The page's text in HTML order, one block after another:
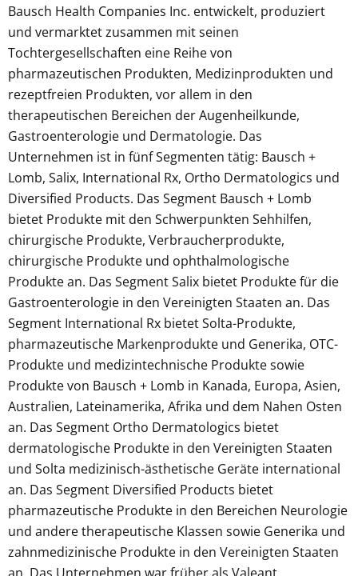
Bausch Health Companies Inc. entwickelt, produziert
und vermarktet zusammen mit seinen
Tochtergesellschaften eine Reihe von
pharmazeutischen Produkten, Medizinprodukten und
rezeptfreien Produkten, vor allem in den
therapeutischen Bereichen der Augenheilkunde,
Gastroenterologie und Dermatologie. Das
Unternehmen ist in fünf Segmenten tätig: Bausch +
Lomb, Salix, International Rx, Ortho Dermatologics und
Diversified Products. Das Segment Bausch + Lomb
bietet Produkte mit den Schwerpunkten Sehhilfen,
chirurgische Produkte, Verbraucherprodukte,
chirurgische Produkte und ophthalmologische
Produkte an. Das Segment Salix bietet Produkte für die
Gastroenterologie in den Vereinigten Staaten an. Das
Segment International Rx bietet Solta-Produkte,
pharmazeutische Markenprodukte und Generika, OTC-
Produkte und medizintechnische Produkte sowie
Produkte von Bausch + Lomb in Kanada, Europa, Asien,
Australien, Lateinamerika, Afrika und dem Nahen Osten
an. Das Segment Ortho Dermatologics bietet
dermatologische Produkte in den Vereinigten Staaten
und Solta medizinisch-ästhetische Geräte international
an. Das Segment Diversified Products bietet
pharmazeutische Produkte in den Bereichen Neurologie
und andere therapeutische Klassen sowie Generika und
zahnmedizinische Produkte in den Vereinigten Staaten